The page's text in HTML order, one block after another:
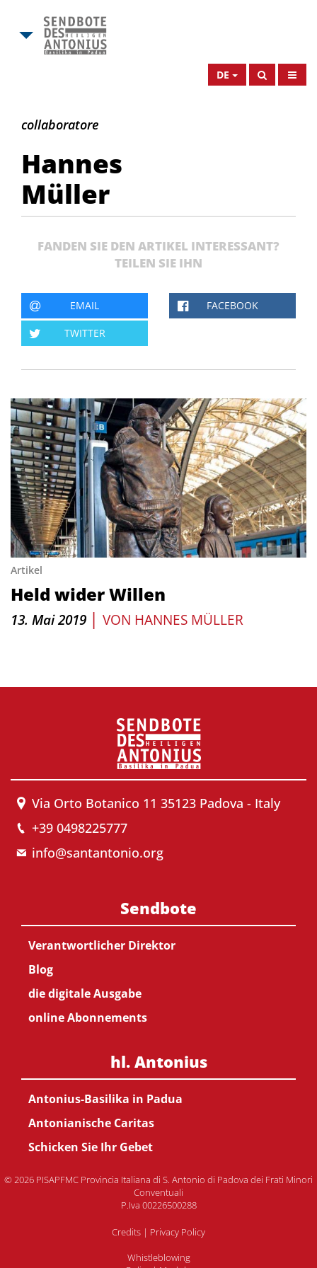
DE
Hannes
Müller
collaboratore
Hannes
Müller
FANDEN SIE DEN ARTIKEL INTERESSANT?
TEILEN SIE IHN
EMAIL FACEBOOK
TWITTER
Artikel
Held wider Willen
13. Mai 2019 | VON HANNES MÜLLER
Via Orto Botanico 11 35123 Padova - Italy
+39 0498225777
info@santantonio.org
Sendbote
Verantwortlicher Direktor
Blog
die digitale Ausgabe
online Abonnements
hl. Antonius
Antonius-Basilika in Padua
Antonianische Caritas
Schicken Sie Ihr Gebet
© 2026 PISAPFMC Provincia Italiana di S. Antonio di Padova dei Frati Minori
Conventuali
P.Iva 00226500288
Credits | Privacy Policy
Whistleblowing